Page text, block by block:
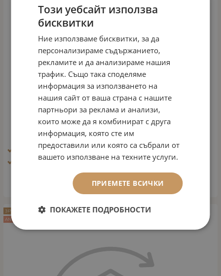
ОКОЛООЧЕН КРЕМ ПРОТИВ ПРИЗНАЦИТЕ НА
СТАРОСТТА
Арт.№: 1574
43.97€ / 86.00лв.
Ефект: Блясък, избистряне, освежаване
Тип кожа: Зряла кожа
КУПИ
ЗРЯЛА КОЖА
ANTI AGE
Този уебсайт използва
бисквитки
Ние използваме бисквитки, за да
персонализираме съдържанието,
рекламите и да анализираме нашия
трафик. Също така споделяме
информация за използването на
нашия сайт от ваша страна с нашите
партньори за реклама и анализи,
които може да я комбинират с друга
информация, която сте им
предоставили или която са събрали от
вашето използване на техните услуги.
ПРИЕМЕТЕ ВСИЧКИ
ПОКАЖЕТЕ ПОДРОБНОСТИ